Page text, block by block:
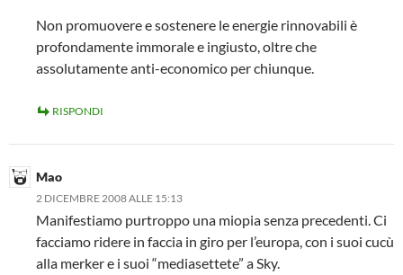
Non promuovere e sostenere le energie rinnovabili è
profondamente immorale e ingiusto, oltre che
assolutamente anti-economico per chiunque.
RISPONDI
Mao
2 DICEMBRE 2008 ALLE 15:13
Manifestiamo purtroppo una miopia senza precedenti. Ci
facciamo ridere in faccia in giro per l’europa, con i suoi cucù
alla merker e i suoi “mediasettete” a Sky.